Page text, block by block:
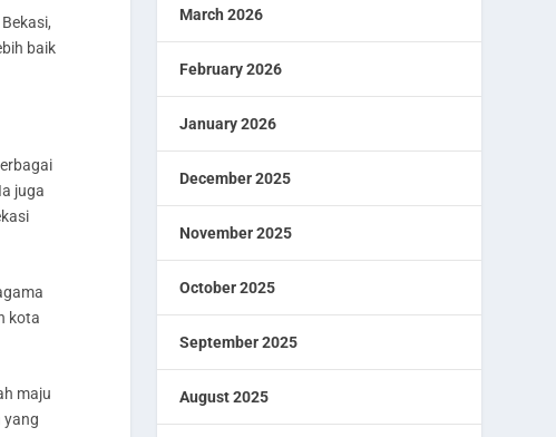
baik
juga
kota
maju
yang
March 2026
February 2026
January 2026
December 2025
November 2025
October 2025
September 2025
August 2025